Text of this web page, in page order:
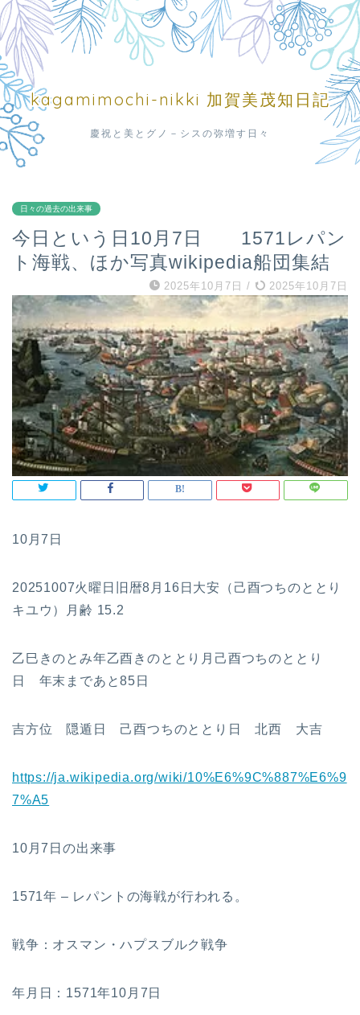
kagamimochi-nikki 加賀美茂知日記
慶祝と美とグノ－シスの弥増す日々
日々の過去の出来事
今日という日10月7日 1571レパン
ト海戦、ほか写真wikipedia船団集結
2025年10月7日 / 2025年10月7日
10月7日
20251007火曜日旧暦8月16日大安（己酉つちのととり
キユウ）月齢 15.2
乙巳きのとみ年乙酉きのととり月己酉つちのととり
日 年末まであと85日
吉方位 隠遁日 己酉つちのととり日 北西 大吉
https://ja.wikipedia.org/wiki/10%E6%9C%887%E6%9
7%A5
10月7日の出来事
1571年 – レパントの海戦が行われる。
戦争：オスマン・ハプスブルク戦争
年月日：1571年10月7日